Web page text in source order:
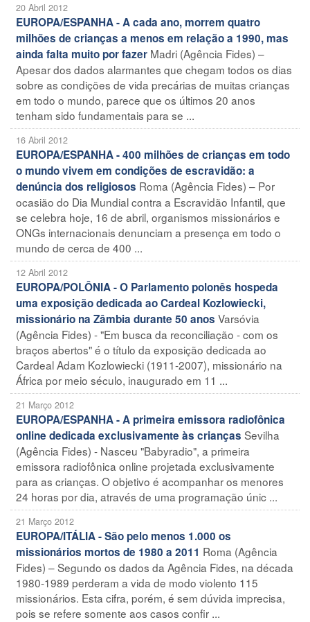
20 Abril 2012
EUROPA/ESPANHA - A cada ano, morrem quatro
milhões de crianças a menos em relação a 1990, mas
ainda falta muito por fazer Madri (Agência Fides) –
Apesar dos dados alarmantes que chegam todos os dias
sobre as condições de vida precárias de muitas crianças
em todo o mundo, parece que os últimos 20 anos
tenham sido fundamentais para se ...
16 Abril 2012
EUROPA/ESPANHA - 400 milhões de crianças em todo
o mundo vivem em condições de escravidão: a
denúncia dos religiosos Roma (Agência Fides) – Por
ocasião do Dia Mundial contra a Escravidão Infantil, que
se celebra hoje, 16 de abril, organismos missionários e
ONGs internacionais denunciam a presença em todo o
mundo de cerca de 400 ...
12 Abril 2012
EUROPA/POLÔNIA - O Parlamento polonês hospeda
uma exposição dedicada ao Cardeal Kozlowiecki,
missionário na Zâmbia durante 50 anos Varsóvia
(Agência Fides) - "Em busca da reconciliação - com os
braços abertos" é o título da exposição dedicada ao
Cardeal Adam Kozlowiecki (1911-2007), missionário na
África por meio século, inaugurado em 11 ...
21 Março 2012
EUROPA/ESPANHA - A primeira emissora radiofônica
online dedicada exclusivamente às crianças Sevilha
(Agência Fides) - Nasceu "Babyradio", a primeira
emissora radiofônica online projetada exclusivamente
para as crianças. O objetivo é acompanhar os menores
24 horas por dia, através de uma programação únic ...
21 Março 2012
EUROPA/ITÁLIA - São pelo menos 1.000 os
missionários mortos de 1980 a 2011 Roma (Agência
Fides) – Segundo os dados da Agência Fides, na década
1980-1989 perderam a vida de modo violento 115
missionários. Esta cifra, porém, é sem dúvida imprecisa,
pois se refere somente aos casos confir ...